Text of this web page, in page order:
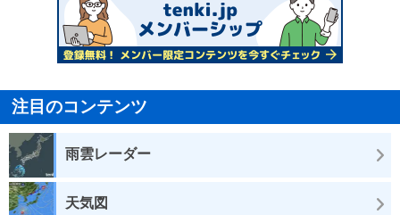
注目のコンテンツ
雨雲レーダー
天気図